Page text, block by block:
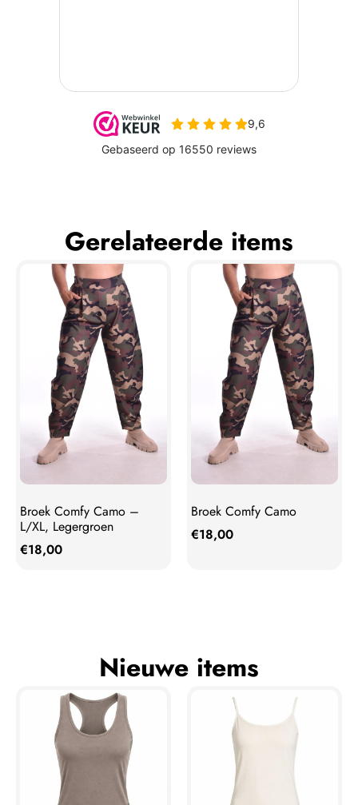
Gerelateerde items
Broek Comfy Camo –
L/XL, Legergroen
€18,00
Broek Comfy Camo
€18,00
Nieuwe items